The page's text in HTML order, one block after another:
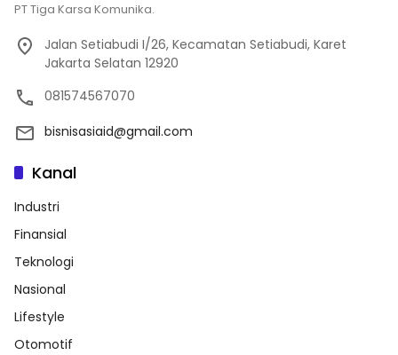
PT Tiga Karsa Komunika.
Jalan Setiabudi I/26, Kecamatan Setiabudi, Karet
Jakarta Selatan 12920
081574567070
bisnisasiaid@gmail.com
Kanal
Industri
Finansial
Teknologi
Nasional
Lifestyle
Otomotif